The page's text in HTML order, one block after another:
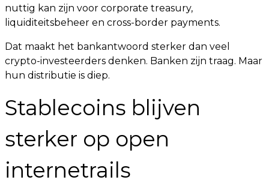
nuttig kan zijn voor corporate treasury,
liquiditeitsbeheer en cross-border payments.
Dat maakt het bankantwoord sterker dan veel
crypto-investeerders denken. Banken zijn traag. Maar
hun distributie is diep.
Stablecoins blijven
sterker op open
internetrails